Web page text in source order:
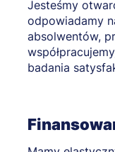
Jesteśmy
odpowiadamy
absolwentów,
badania